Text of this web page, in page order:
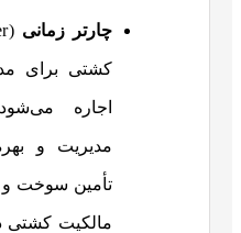
چارتر زمانی
کشتی برای
اجاره
مدیریت و
تأمین سوخت و
مالکیت کشتی